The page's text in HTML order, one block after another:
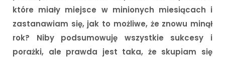
które miały miejsce w minionych miesiącach i
zastanawiam się, jak to możliwe, że znowu minął
rok? Niby podsumowuję wszystkie sukcesy i
porażki, ale prawda jest taka, że skupiam się